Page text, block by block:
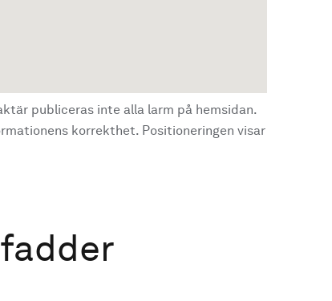
publiceras inte alla larm på hemsidan.
korrekthet. Positioneringen visar